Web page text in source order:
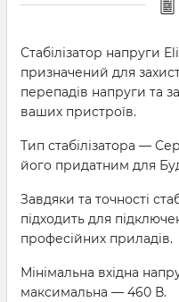
Стабілізатор напруги
призначений для
перепадів напруги та
ваших пристроїв.
Тип стабілізатора —
його придатним для
Завдяки та точності
підходить для
професійних приладів.
Мінімальна вхідна
максимальна — 460 В.